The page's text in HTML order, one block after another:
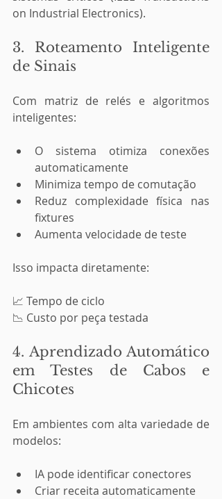
on Industrial Electronics).
3. Roteamento Inteligente
de Sinais
Com matriz de relés e algoritmos
inteligentes:
O sistema otimiza conexões
automaticamente
Minimiza tempo de comutação
Reduz complexidade física nas
fixtures
Aumenta velocidade de teste
Isso impacta diretamente:
📈 Tempo de ciclo
📉 Custo por peça testada
4. Aprendizado Automático
em Testes de Cabos e
Chicotes
Em ambientes com alta variedade de
modelos:
IA pode identificar conectores
Criar receita automaticamente